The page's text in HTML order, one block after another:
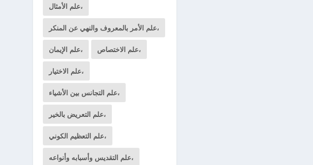
علم الأمثال،
علم الأمر بالمعروف والنهي عن المنكر،
علم الإيمان، علم الاختصاص،
علم الاختيار،
علم التجانس بين الأشياء،
علم التعريض بالخير،
علم التعظيم الكوني،
علم التقديس وأسبابه وأنواعه،